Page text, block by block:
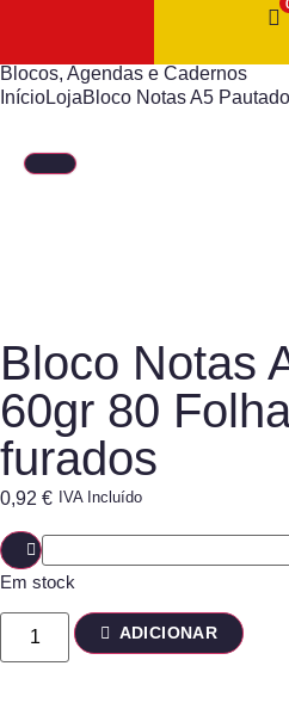
Blocos, Agendas e Cadernos
InícioLojaBloco Notas A5
Bloco Notas
60gr 80
furados
0,92 € IVA Incluído
Em stock
ADICIONAR